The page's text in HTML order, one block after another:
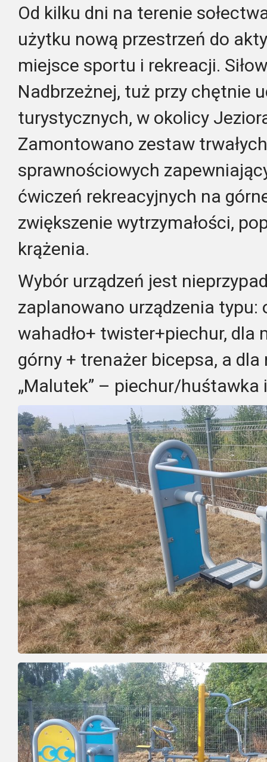
Od kilku dni na terenie
użytku nową przestrzeń do
miejsce sportu i rekreacji.
Nadbrzeżnej, tuż przy chętnie
turystycznych, w okolicy
Zamontowano zestaw
sprawnościowych
ćwiczeń rekreacyjnych na
zwiększenie wytrzymałości,
krążenia.
Wybór urządzeń jest
zaplanowano urządzenia typu:
wahadło+ twister+piechur, dla
górny + trenażer bicepsa, a dla
„Malutek” – piechur/huśtawka